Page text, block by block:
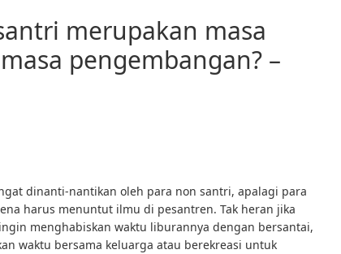
merupakan masa
pengembangan? –
dinanti-nantikan oleh para non santri, apalagi para
harus menuntut ilmu di pesantren. Tak heran jika
menghabiskan waktu liburannya dengan bersantai,
waktu bersama keluarga atau berekreasi untuk